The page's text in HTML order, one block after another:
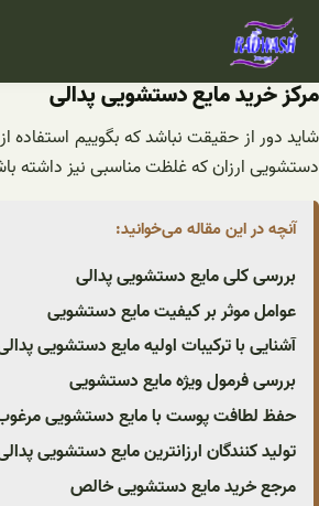
رفتن
مرکز خرید مایع دستشویی پدالی
شاید دور از حقیقت نباشد که بگوییم استفاده
دستشویی ارزان که غلظت مناسبی نیز داشته
آنچه در این مقاله می‌خوانید:
بررسی کلی مایع دستشویی پدالی
عوامل موثر بر کیفیت مایع دستشویی
آشنایی با ترکیبات اولیه مایع دستشویی
بررسی فرمول ویژه مایع دستشویی
حفظ لطافت پوست با مایع دستشویی
تولید کنندگان ارزانترین مایع دستشویی
مرجع خرید مایع دستشویی خالص